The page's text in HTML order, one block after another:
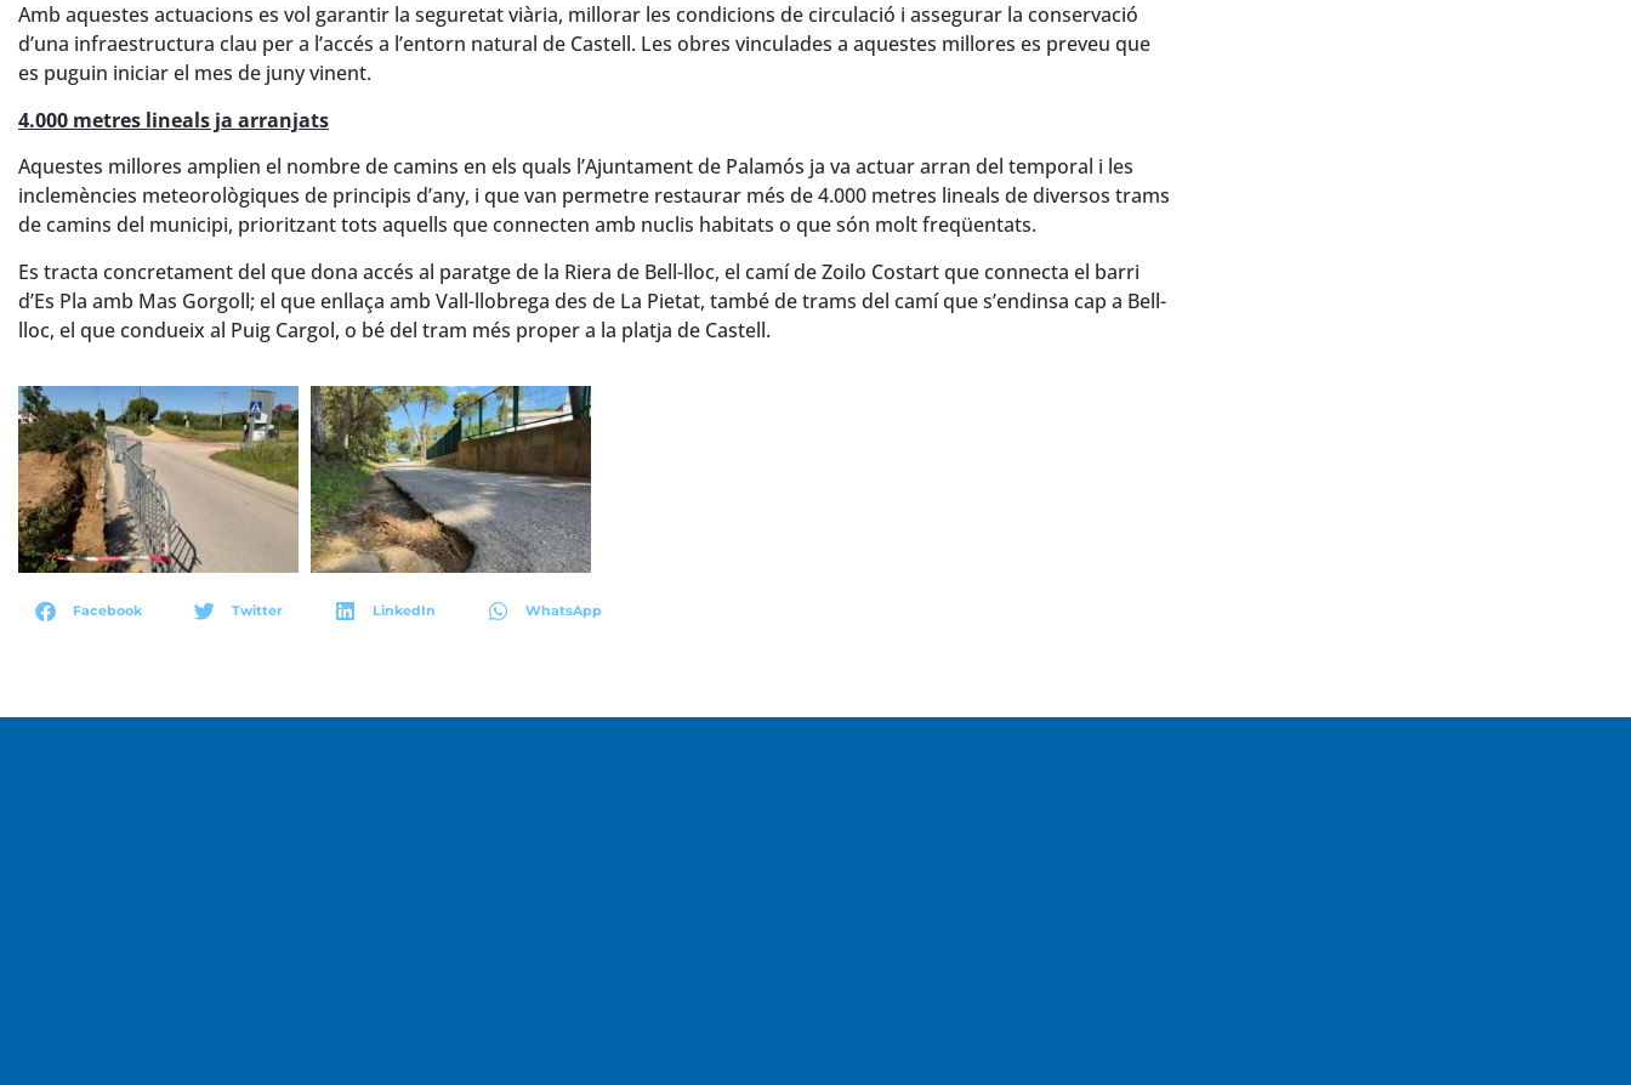
Amb aquestes actuacions es vol garantir la seguretat viària, millorar les condicions de circulació i assegurar la conservació
d’una infraestructura clau per a l’accés a l’entorn natural de Castell. Les obres vinculades a aquestes millores es preveu que
es puguin iniciar el mes de juny vinent.
4.000 metres lineals ja arranjats
Aquestes millores amplien el nombre de camins en els quals l’Ajuntament de Palamós ja va actuar arran del temporal i les
inclemències meteorològiques de principis d’any, i que van permetre restaurar més de 4.000 metres lineals de diversos trams
de camins del municipi, prioritzant tots aquells que connecten amb nuclis habitats o que són molt freqüentats.
Es tracta concretament del que dona accés al paratge de la Riera de Bell-lloc, el camí de Zoilo Costart que connecta el barri
d’Es Pla amb Mas Gorgoll; el que enllaça amb Vall-llobrega des de La Pietat, també de trams del camí que s’endinsa cap a Bell-
lloc, el que condueix al Puig Cargol, o bé del tram més proper a la platja de Castell.
Facebook Twitter LinkedIn WhatsApp